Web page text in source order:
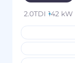
2.0TDI 142 kW